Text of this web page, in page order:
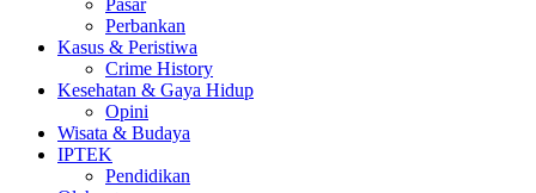
Pasar
Perbankan
Kasus & Peristiwa
Crime History
Kesehatan & Gaya Hidup
Opini
Wisata & Budaya
IPTEK
Pendidikan